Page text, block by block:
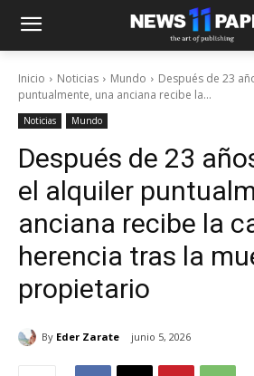
Inicio Noticias Mundo
Después de 23
puntualmente, una anciana recibe la...
Noticias Mundo
Después de 23
el alquiler
anciana recibe la
herencia tras la
propietario
By Eder Zarate junio 5, 2026